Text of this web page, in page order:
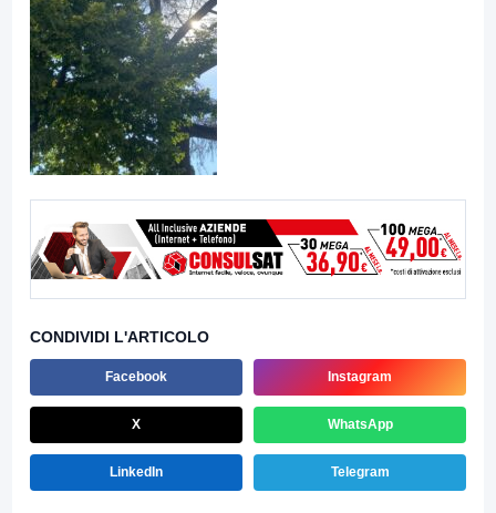
CONDIVIDI L'ARTICOLO
Facebook Instagram
X WhatsApp
LinkedIn Telegram